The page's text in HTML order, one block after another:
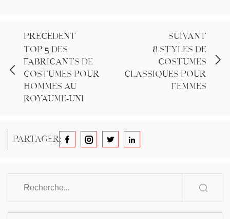
PRÉCÉDENT
Top 5 des
fabricants de
costumes pour
hommes au
Royaume-Uni
SUIVANT
8 styles de
costumes
classiques pour
femmes
PARTAGER: